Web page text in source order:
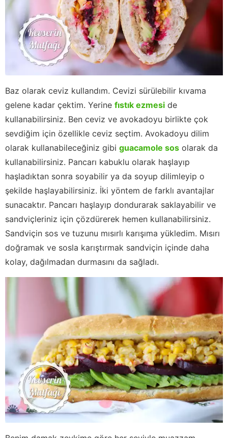
Baz olarak ceviz kullandım. Cevizi sürülebilir kıvama
gelene kadar çektim. Yerine fıstık ezmesi de
kullanabilirsiniz. Ben ceviz ve avokadoyu birlikte çok
sevdiğim için özellikle ceviz seçtim. Avokadoyu dilim
olarak kullanabileceğiniz gibi guacamole sos olarak da
kullanabilirsiniz. Pancarı kabuklu olarak haşlayıp
haşladıktan sonra soyabilir ya da soyup dilimleyip o
şekilde haşlayabilirsiniz. İki yöntem de farklı avantajlar
sunacaktır. Pancarı haşlayıp dondurarak saklayabilir ve
sandviçleriniz için çözdürerek hemen kullanabilirsiniz.
Sandviçin sos ve tuzunu mısırlı karışıma yükledim. Mısırı
doğramak ve sosla karıştırmak sandviçin içinde daha
kolay, dağılmadan durmasını da sağladı.